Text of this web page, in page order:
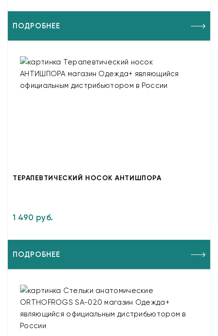
ПОДРОБНЕЕ
ТЕРАПЕВТИЧЕСКИЙ НОСОК АНТИШПОРА
1 490 руб.
ПОДРОБНЕЕ